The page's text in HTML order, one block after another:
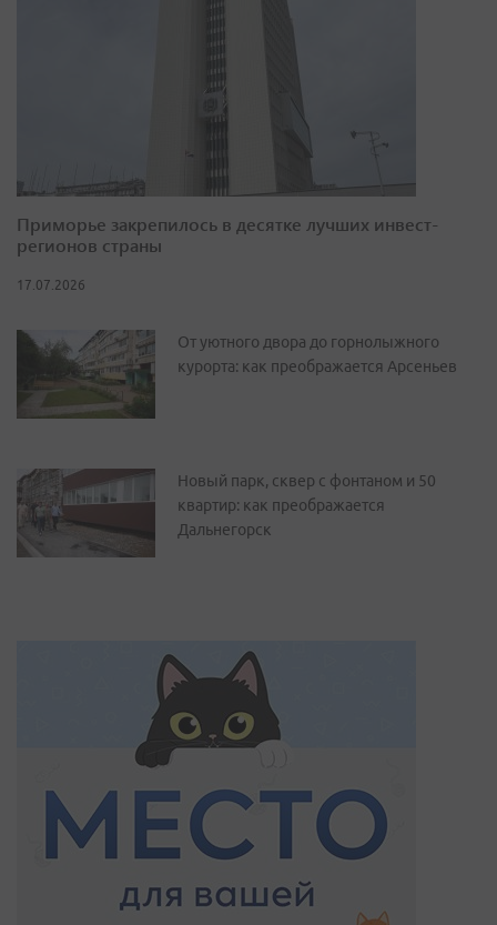
Приморье закрепилось в десятке лучших инвест-
регионов страны
17.07.2026
От уютного двора до горнолыжного
курорта: как преображается Арсеньев
Новый парк, сквер с фонтаном и 50
квартир: как преображается
Дальнегорск